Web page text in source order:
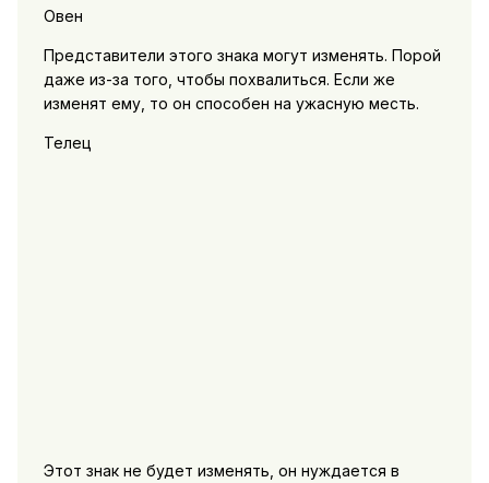
Овен
Представители этого знака могут изменять. Порой
даже из-за того, чтобы похвалиться. Если же
изменят ему, то он способен на ужасную месть.
Телец
Этот знак не будет изменять, он нуждается в